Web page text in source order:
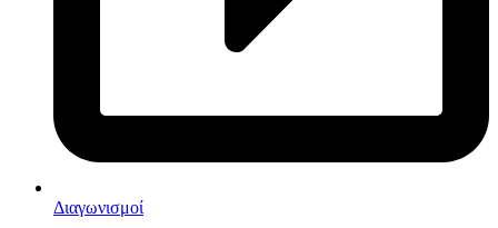
Διαγωνισμοί